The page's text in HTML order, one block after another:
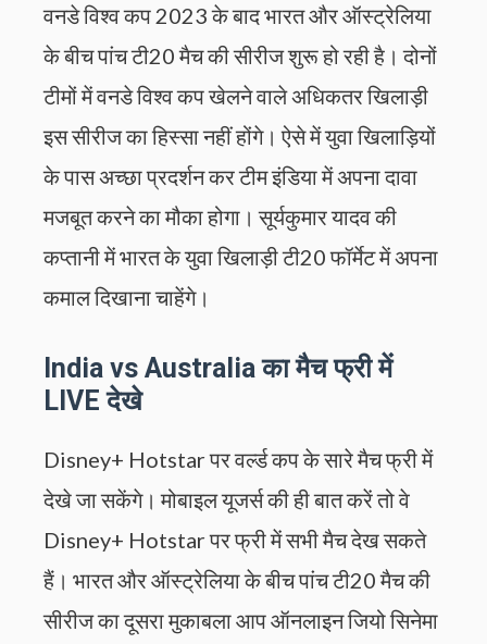
वनडे विश्व कप 2023 के बाद भारत और ऑस्ट्रेलिया
के बीच पांच टी20 मैच की सीरीज शुरू हो रही है। दोनों
टीमों में वनडे विश्व कप खेलने वाले अधिकतर खिलाड़ी
इस सीरीज का हिस्सा नहीं होंगे। ऐसे में युवा खिलाड़ियों
के पास अच्छा प्रदर्शन कर टीम इंडिया में अपना दावा
मजबूत करने का मौका होगा। सूर्यकुमार यादव की
कप्तानी में भारत के युवा खिलाड़ी टी20 फॉर्मेट में अपना
कमाल दिखाना चाहेंगे।
India vs Australia का मैच फ्री में
LIVE देखे
Disney+ Hotstar पर वर्ल्ड कप के सारे मैच फ्री में
देखे जा सकेंगे। मोबाइल यूजर्स की ही बात करें तो वे
Disney+ Hotstar पर फ्री में सभी मैच देख सकते
हैं। भारत और ऑस्ट्रेलिया के बीच पांच टी20 मैच की
सीरीज का दूसरा मुकाबला आप ऑनलाइन जियो सिनेमा